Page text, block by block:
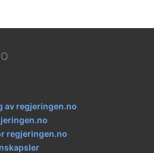
av regjeringen.no
regjeringen.no